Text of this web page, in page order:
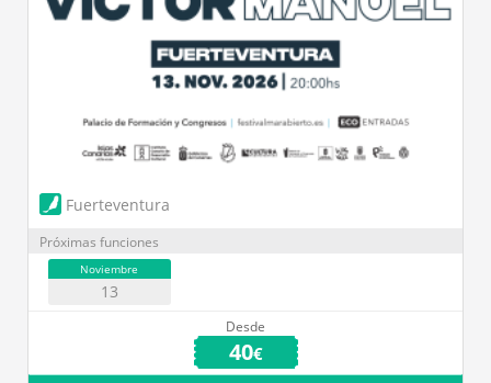
Fuerteventura
Próximas funciones
Noviembre
13
Desde
40€